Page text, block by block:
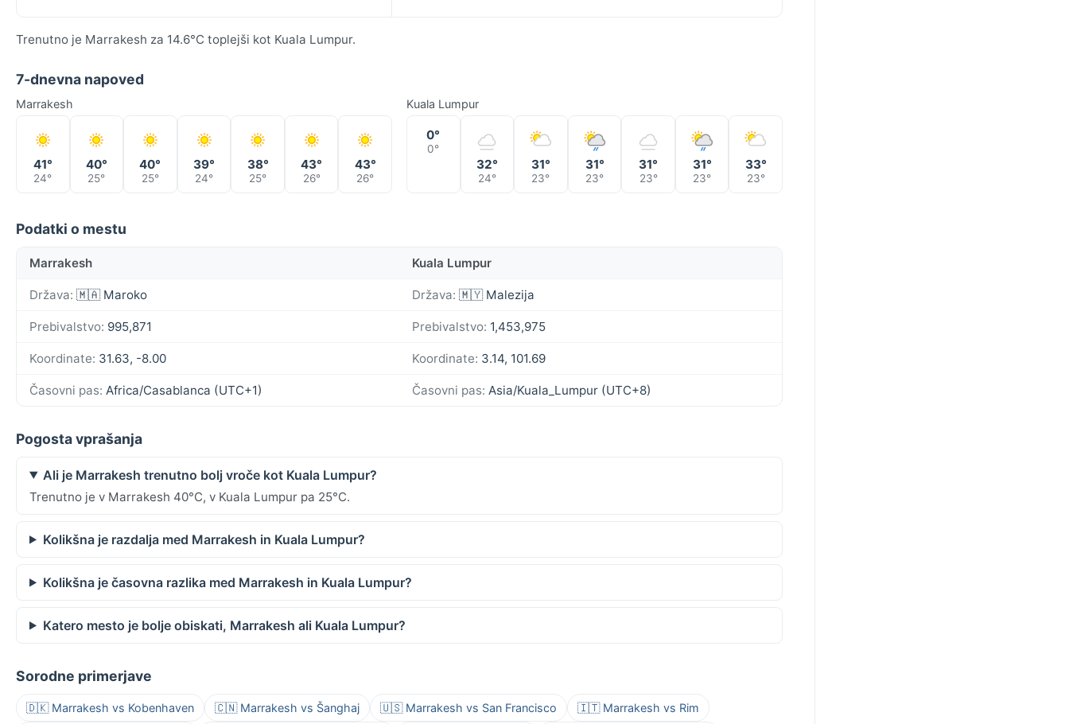
Trenutno je Marrakesh za 14.6°C toplejši kot Kuala Lumpur.
7-dnevna napoved
Marrakesh
41°
24°
40°
25°
40°
25°
39°
24°
38°
25°
43°
26°
43°
26°
Kuala Lumpur
0°
0°
32°
24°
31°
23°
31°
23°
31°
23°
31°
23°
33°
23°
Podatki o mestu
Marrakesh Kuala Lumpur
Država: 🇲🇦 Maroko Država: 🇲🇾 Malezija
Prebivalstvo: 995,871 Prebivalstvo: 1,453,975
Koordinate: 31.63, -8.00 Koordinate: 3.14, 101.69
Časovni pas: Africa/Casablanca (UTC+1) Časovni pas: Asia/Kuala_Lumpur (UTC+8)
Pogosta vprašanja
Ali je Marrakesh trenutno bolj vroče kot Kuala Lumpur?
Trenutno je v Marrakesh 40°C, v Kuala Lumpur pa 25°C.
Kolikšna je razdalja med Marrakesh in Kuala Lumpur?
Kolikšna je časovna razlika med Marrakesh in Kuala Lumpur?
Katero mesto je bolje obiskati, Marrakesh ali Kuala Lumpur?
Sorodne primerjave
🇩🇰 Marrakesh vs Kobenhaven 🇨🇳 Marrakesh vs Šanghaj 🇺🇸 Marrakesh vs San Francisco 🇮🇹 Marrakesh vs Rim